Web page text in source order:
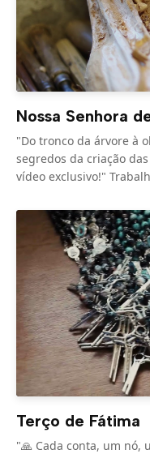
Nossa Senhora
"Do tronco da árvore à
segredos da criação
vídeo exclusivo!"
Terço de Fátima
"🙏 Cada conta, um nó,